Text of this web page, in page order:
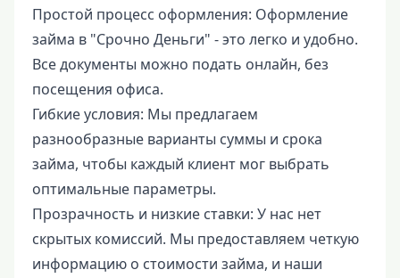
Простой процесс оформления: Оформление
займа в "Срочно Деньги" - это легко и удобно.
Все документы можно подать онлайн, без
посещения офиса.
Гибкие условия: Мы предлагаем
разнообразные варианты суммы и срока
займа, чтобы каждый клиент мог выбрать
оптимальные параметры.
Прозрачность и низкие ставки: У нас нет
скрытых комиссий. Мы предоставляем четкую
информацию о стоимости займа, и наши